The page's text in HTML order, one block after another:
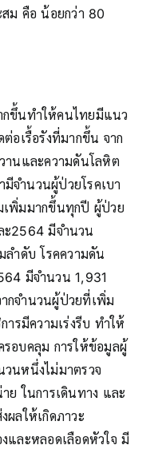
ม คือ น้อยกว่า 80
กขึ้นทำให้คนไทยมีแนว
ต่อเรื้อรังที่มากขึ้น จาก
านและความดันโลหิต
มีจำนวนผู้ป่วยโรคเบา
พิ่มมากขึ้นทุกปี ผู้ป่วย
ะ2564 มีจำนวน
ำดับ โรคความดัน
มีจำนวน 1,931
กจำนวนผู้ป่วยที่เพิ่ม
ารมีความเร่งรีบ ทำให้
อบคลุม การให้ข้อมูลผู้
นหนึ่งไม่มาตรวจ
ย ในการเดินทาง และ
ผลให้เกิดภาวะ
และหลอดเลือดหัวใจ มี